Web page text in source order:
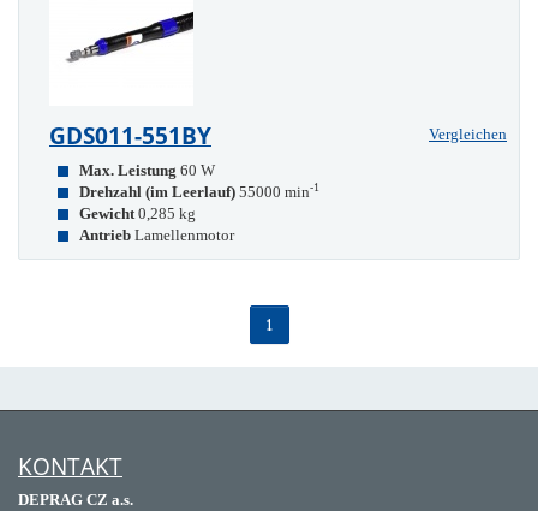
GDS011-551BY
Vergleichen
Max. Leistung 60 W
Drehzahl (im Leerlauf) 55000 min-1
Gewicht 0,285 kg
Antrieb Lamellenmotor
1
KONTAKT
DEPRAG CZ a.s.